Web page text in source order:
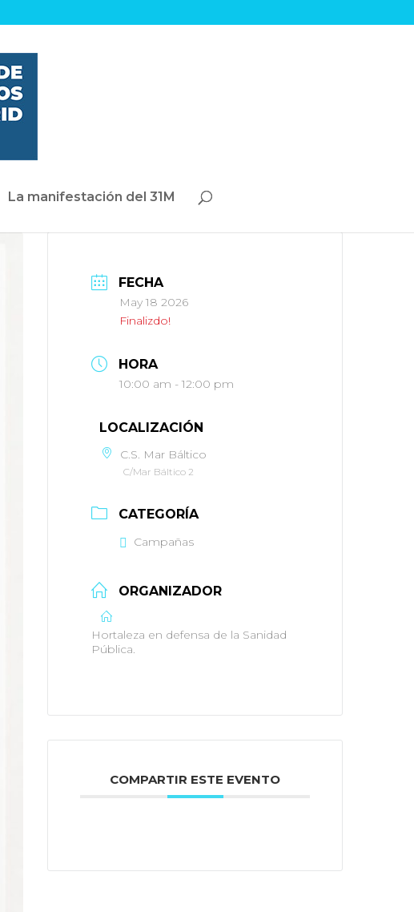
La manifestación del 31M
FECHA
May 18 2026
Finalizdo!
HORA
10:00 am - 12:00 pm
LOCALIZACIÓN
C.S. Mar Báltico
C/Mar Báltico 2
CATEGORÍA
Campañas
ORGANIZADOR
Hortaleza en defensa de la Sanidad
Pública.
COMPARTIR ESTE EVENTO